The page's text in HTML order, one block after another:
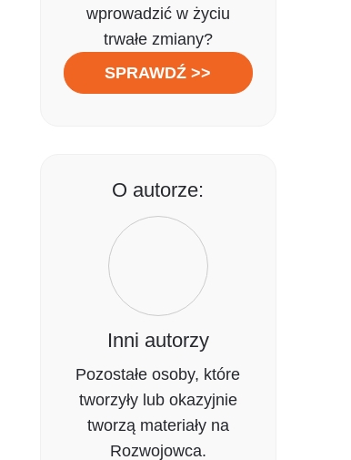
SPRAWDŹ >>
O autorze:
Inni autorzy
Pozostałe osoby, które
tworzyły lub okazyjnie
tworzą materiały na
Rozwojowca.